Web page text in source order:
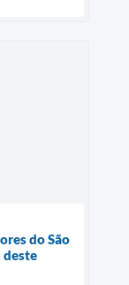
do São
deste